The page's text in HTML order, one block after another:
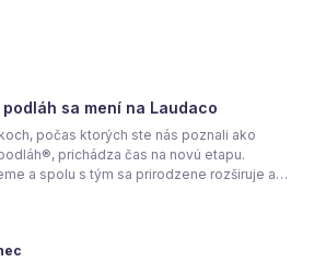
na pocit tepla v miestnosti, ale aj na
energie a celkové fungovanie kúrenia.
sa mení na Laudaco
počas ktorých ste nás poznali ako
prichádza čas na novú etapu.
a spolu s tým sa prirodzene rozširuje aj
identitou. Naším cieľom je, aby každý
stál za to.